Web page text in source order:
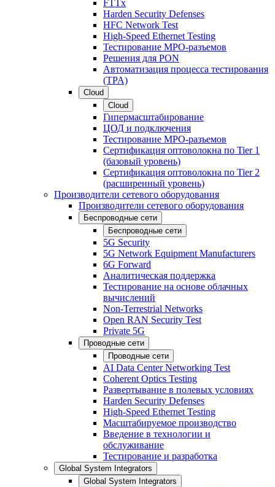
FTTx
Harden Security Defenses
HFC Network Test
High-Speed Ethernet Testing
Тестирование МРО-разъемов
Решения для PON
Автоматизация процесса тестирования
(TPA)
Cloud
Cloud
Гипермасштабирование
ЦОД и подключения
Тестирование МРО-разъемов
Сертификация оптоволокна по Tier 1
(базовый уровень)
Сертификация оптоволокна по Tier 2
(расширенный уровень)
Производители сетевого оборудования
Производители сетевого оборудования
Беспроводные сети
Беспроводные сети
5G Security
5G Network Equipment Manufacturers
6G Forward
Аналитическая поддержка
Тестирование на основе облачных
вычислений
Non-Terrestrial Networks
Open RAN Security Test
Private 5G
Проводные сети
Проводные сети
AI Data Center Networking Test
Coherent Optics Testing
Развертывание в полевых условиях
Harden Security Defenses
High-Speed Ethernet Testing
Масштабируемое производство
Введение в технологии и
обслуживание
Тестирование и разработка
Global System Integrators
Global System Integrators